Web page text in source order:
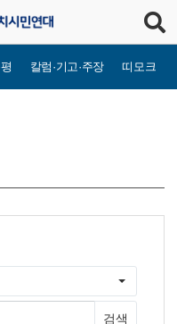
칼럼·기고·주장 띠모크라
검색